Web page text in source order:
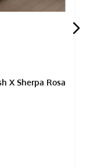
X Sherpa Rosa